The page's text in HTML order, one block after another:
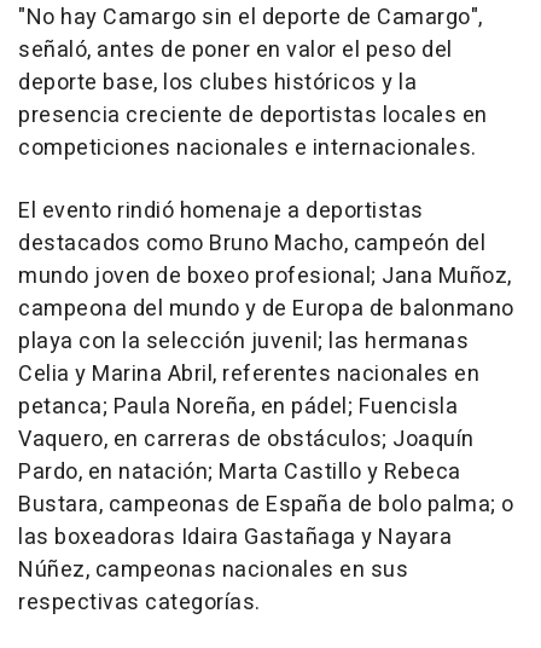
"No hay Camargo sin el deporte de Camargo",
señaló, antes de poner en valor el peso del
deporte base, los clubes históricos y la
presencia creciente de deportistas locales en
competiciones nacionales e internacionales.
El evento rindió homenaje a deportistas
destacados como Bruno Macho, campeón del
mundo joven de boxeo profesional; Jana Muñoz,
campeona del mundo y de Europa de balonmano
playa con la selección juvenil; las hermanas
Celia y Marina Abril, referentes nacionales en
petanca; Paula Noreña, en pádel; Fuencisla
Vaquero, en carreras de obstáculos; Joaquín
Pardo, en natación; Marta Castillo y Rebeca
Bustara, campeonas de España de bolo palma; o
las boxeadoras Idaira Gastañaga y Nayara
Núñez, campeonas nacionales en sus
respectivas categorías.